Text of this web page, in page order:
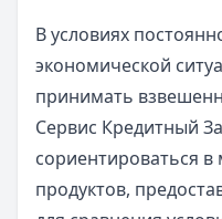
В условиях
экономической
принимать
Сервис Кредитный
сориентироваться
продуктов,